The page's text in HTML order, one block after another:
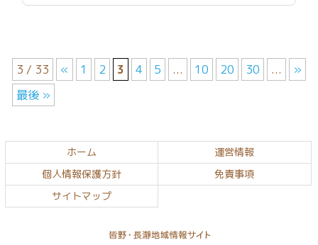
3 / 33 « 1 2 3 4 5 ... 10 20 30 ...
»
最後 »
ン
ツ
の
先
ホーム
運営情報
個人情報保護方針
免責事項
サイトマップ